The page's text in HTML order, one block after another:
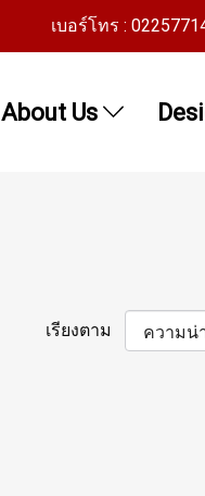
เบอร์โทร :
About Us
เรียงตาม